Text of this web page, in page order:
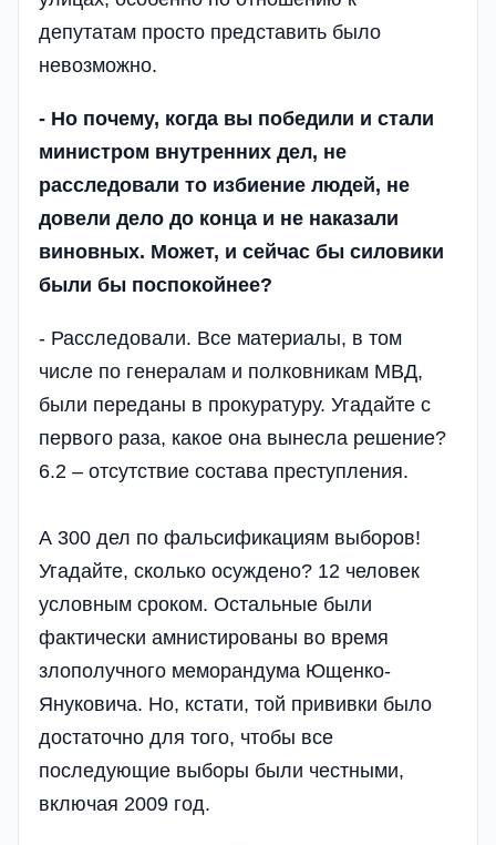
депутатам просто представить было
невозможно.
- Но почему, когда вы победили и стали
министром внутренних дел, не
расследовали то избиение людей, не
довели дело до конца и не наказали
виновных. Может, и сейчас бы силовики
были бы поспокойнее?
- Расследовали. Все материалы, в том
числе по генералам и полковникам МВД,
были переданы в прокуратуру. Угадайте с
первого раза, какое она вынесла решение?
6.2 – отсутствие состава преступления.
А 300 дел по фальсификациям выборов!
Угадайте, сколько осуждено? 12 человек
условным сроком. Остальные были
фактически амнистированы во время
злополучного меморандума Ющенко-
Януковича. Но, кстати, той прививки было
достаточно для того, чтобы все
последующие выборы были честными,
включая 2009 год.